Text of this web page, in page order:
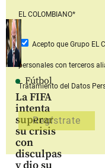
Fútbol
La FIFA
intenta
superar
su crisis
con
disculpas
EL COLOMBIANO*
Acepto que Grupo EL
personales con terceros
Tratamiento del Datos